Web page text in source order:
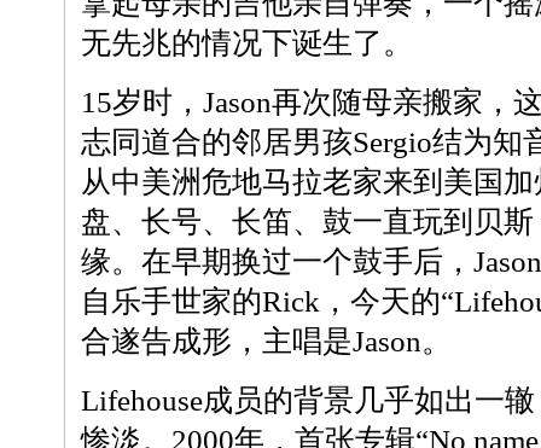
无先兆的情况下诞生了。
15岁时，Jason再次随母亲搬家，
志同道合的邻居男孩Sergio结为知
从中美洲危地马拉老家来到美国
盘、长号、长笛、鼓一直玩到贝
缘。在早期换过一个鼓手后，
自乐手世家的Rick，今天的
合遂告成形，主唱是Jason。
Lifehouse成员的背景几乎如出一
惨淡。2000年，首张专辑“No